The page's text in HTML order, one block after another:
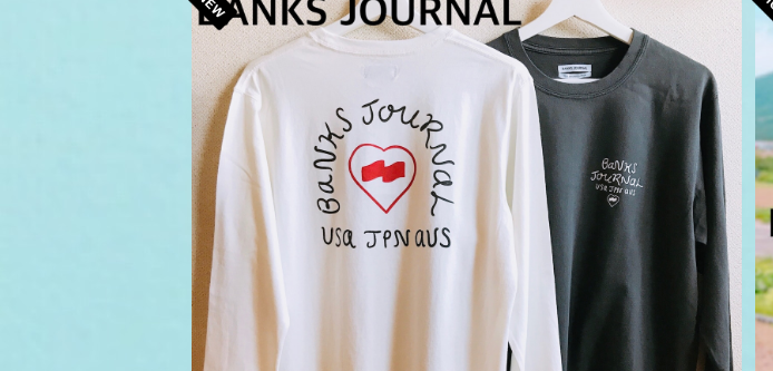
BANKS JOURNAL ロンT バンクス ジャーナル
SOLD OUT